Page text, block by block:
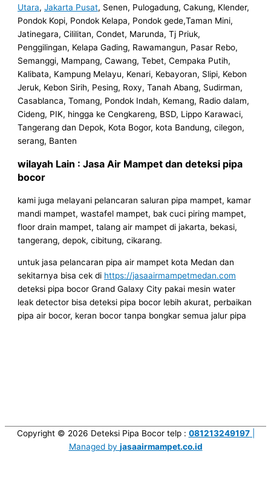
Utara,Jakarta Pusat, Senen, Pulogadung, Cakung, Klender,
Pondok Kopi, Pondok Kelapa, Pondok gede,Taman Mini,
Jatinegara, Cililitan, Condet, Marunda, Tj Priuk,
Penggilingan, Kelapa Gading, Rawamangun, Pasar Rebo,
Semanggi, Mampang, Cawang, Tebet, Cempaka Putih,
Kalibata, Kampung Melayu, Kenari, Kebayoran, Slipi, Kebon
Jeruk, Kebon Sirih, Pesing, Roxy, Tanah Abang, Sudirman,
Casablanca, Tomang, Pondok Indah, Kemang, Radio dalam,
Cideng, PIK, hingga ke Cengkareng, BSD, Lippo Karawaci,
Tangerang dan Depok, Kota Bogor, kota Bandung, cilegon,
serang, Banten
wilayah Lain : Jasa Air Mampet dan deteksi pipa
bocor
kami juga melayani pelancaran saluran pipa mampet, kamar
mandi mampet, wastafel mampet, bak cuci piring mampet,
floor drain mampet, talang air mampet di jakarta, bekasi,
tangerang, depok, cibitung, cikarang.
untuk jasa pelancaran pipa air mampet kota Medan dan
sekitarnya bisa cek di https://jasaairmampetmedan.com
deteksi pipa bocor Grand Galaxy City pakai mesin water
leak detector bisa deteksi pipa bocor lebih akurat, perbaikan
pipa air bocor, keran bocor tanpa bongkar semua jalur pipa
Copyright © 2026 Deteksi Pipa Bocortelp : 081213249197|
Managed by jasaairmampet.co.id